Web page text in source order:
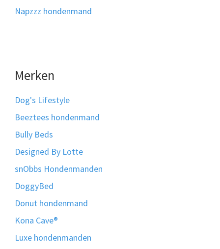
Napzzz hondenmand
Merken
Dog's Lifestyle
Beeztees hondenmand
Bully Beds
Designed By Lotte
snObbs Hondenmanden
DoggyBed
Donut hondenmand
Kona Cave®
Luxe hondenmanden